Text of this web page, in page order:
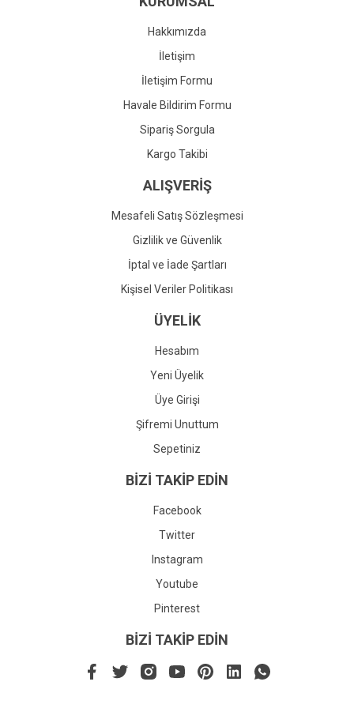
Gönder
Hakkımızda
İletişim
İletişim Formu
Havale Bildirim Formu
Sipariş Sorgula
Kargo Takibi
ALIŞVERİŞ
Mesafeli Satış Sözleşmesi
Gizlilik ve Güvenlik
İptal ve İade Şartları
Kişisel Veriler Politikası
ÜYELİK
Hesabım
Yeni Üyelik
Üye Girişi
Şifremi Unuttum
Sepetiniz
BİZİ TAKİP EDİN
Facebook
Twitter
Instagram
Youtube
Pinterest
BİZİ TAKİP EDİN